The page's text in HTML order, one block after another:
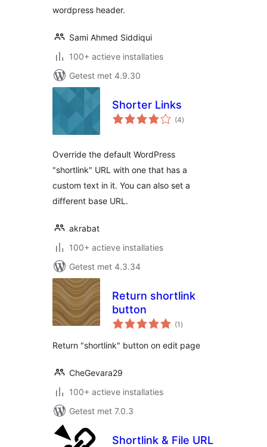
wordpress header.
Sami Ahmed Siddiqui
100+ actieve installaties
Getest met 4.9.30
Shorter Links
(4totaal
waarderingen
)
Override the default WordPress
"shortlink" URL with one that has a
custom text in it. You can also set a
different base URL.
akrabat
100+ actieve installaties
Getest met 4.3.34
Return shortlink
button
(1 totaal
waarderingen
)
Return "shortlink" button on edit page
CheGevara29
100+ actieve installaties
Getest met 7.0.3
Shortlink & File URL